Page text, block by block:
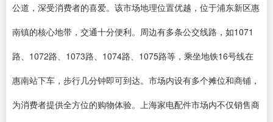
公道，深受消费者的喜爱。该市场地理位置优越，位于浦东新区惠
南镇的核心地带，交通十分便利。周边有多条公交线路，如1071
路、1072路、1073路、1074路、1075路等，乘坐地铁16号线在
惠南站下车，步行几分钟即可到达。市场内设有多个摊位和商铺，
为消费者提供全方位的购物体验。上海家电配件市场内不仅销售商